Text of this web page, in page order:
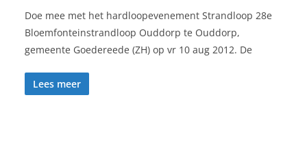
Doe mee met het hardloopevenement Strandloop 28e
Bloemfonteinstrandloop Ouddorp te Ouddorp,
gemeente Goedereede (ZH) op vr 10 aug 2012. De
Lees meer